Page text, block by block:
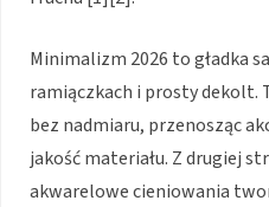
Minimalizm 2026 to gładka
ramiączkach i prosty dekolt.
bez nadmiaru, przenosząc
jakość materiału. Z drugiej
akwarelowe cieniowania